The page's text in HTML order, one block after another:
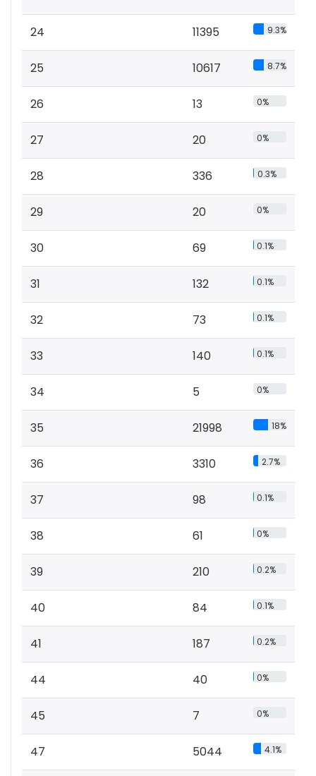
24 11395 9.3%
25 10617 8.7%
26 13 0%
27 20 0%
28 336 0.3%
29 20 0%
30 69 0.1%
31 132 0.1%
32 73 0.1%
33 140 0.1%
34 5 0%
35 21998 18%
36 3310 2.7%
37 98 0.1%
38 61 0%
39 210 0.2%
40 84 0.1%
41 187 0.2%
44 40 0%
45 7 0%
47 5044 4.1%